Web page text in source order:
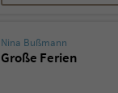
Nina Bußmann
Große Ferien